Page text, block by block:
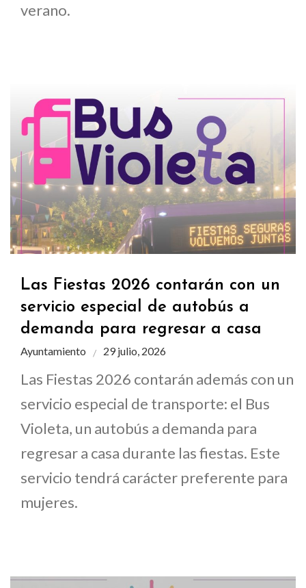
verano.
Las Fiestas 2026 contarán con un
servicio especial de autobús a
demanda para regresar a casa
Ayuntamiento 29 julio, 2026
Las Fiestas 2026 contarán además con un
servicio especial de transporte: el Bus
Violeta, un autobús a demanda para
regresar a casa durante las fiestas. Este
servicio tendrá carácter preferente para
mujeres.